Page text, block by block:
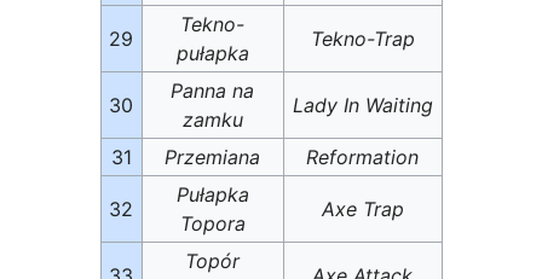
29
Tekno-
pułapka
Tekno-Trap
30
Panna na
zamku
Lady In Waiting
31 Przemiana Reformation
32
Pułapka
Topora
Axe Trap
Topór